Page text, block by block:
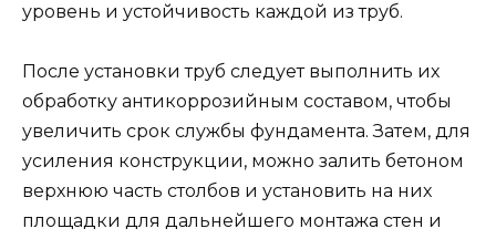
уровень и устойчивость каждой из труб.
После установки труб следует выполнить их
обработку антикоррозийным составом, чтобы
увеличить срок службы фундамента. Затем, для
усиления конструкции, можно залить бетоном
верхнюю часть столбов и установить на них
площадки для дальнейшего монтажа стен и